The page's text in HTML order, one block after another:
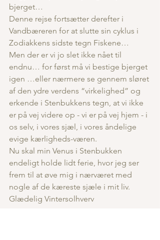
bjerget…
Denne rejse fortsætter derefter i
Vandbæreren for at slutte sin cyklus i
Zodiakkens sidste tegn Fiskene…
Men der er vi jo slet ikke nået til
endnu… for først må vi bestige bjerget
igen …eller nærmere se gennem sløret
af den ydre verdens “virkelighed” og
erkende i Stenbukkens tegn, at vi ikke
er på vej videre op - vi er på vej hjem - i
os selv, i vores sjæl, i vores åndelige
evige kærligheds-væren.
Nu skal min Venus i Stenbukken
endeligt holde lidt ferie, hvor jeg ser
frem til at øve mig i nærværet med
nogle af de kæreste sjæle i mit liv.
Glædelig Vintersolhverv